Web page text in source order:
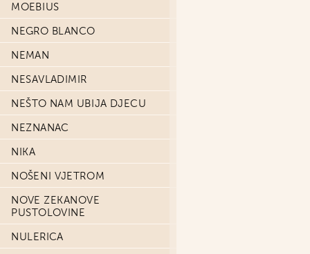
MOEBIUS
NEGRO BLANCO
NEMAN
NESAVLADIMIR
NEŠTO NAM UBIJA DJECU
NEZNANAC
NIKA
NOŠENI VJETROM
NOVE ZEKANOVE
PUSTOLOVINE
NULERICA